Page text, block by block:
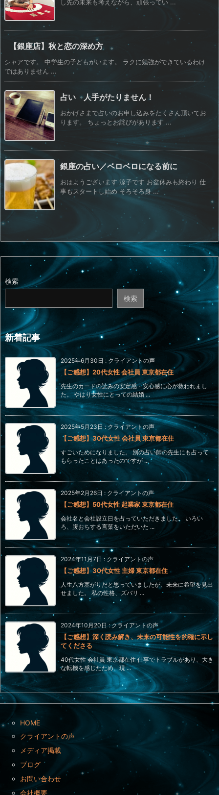
し先の未来も考えながら、頑張ってい ...
【銀座店】秋と恋の深め方
シャアです。 中学生の子どもがいます。 ラクに勉強ができているわけ
ではありません ...
占い 人手がたりません！
おかげさまで占いのお申し込みをたくさん頂いてお
ります。 ちょっとお詫びがあります ...
銀座の占い／ベロベロになる前に
おはようございます 涼子です お盆休みも終わり 仕
事もスタートし始め そろそろ身 ...
検索
検索
新着記事
2025年6月30日 : クライアントの声
【ご感想】20代女性 会社員 東京都在住
先生のカードの読みの安定感・安心感に心が救われまし
た。 やはり女性にとっての結婚 ...
2025年5月23日 :クライアントの声
【ご感想】30代女性 会社員 東京都在住
すごいためになりました。 別の占い師の先生にも占って
もらったことはあったのですが ...
2025年2月26日 : クライアントの声
【ご感想】50代女性 起業家 東京都在住
会社名と会社設立日を占っていただきました。 いろい
ろ、腹おちする言葉をいただいた ...
2024年11月7日 : クライアントの声
【ご感想】30代女性 主婦 東京都在住
人生八方塞がりだと思っていましたが、未来に希望を見出
せました。 私の性格、ズバリ ...
2024年10月20日 :クライアントの声
【ご感想】深く読み解き、未来の可能性を的確に示し
てくださる
40代女性 会社員 東京都在住 仕事でトラブルがあり、大き
な転機を感じたため、現 ...
HOME
クライアントの声
メディア掲載
ブログ
お問い合わせ
会社概要